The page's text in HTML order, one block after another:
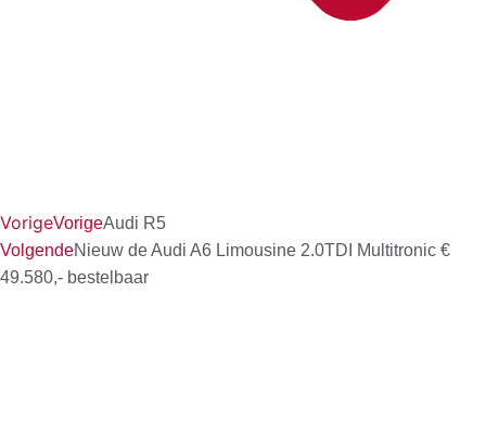
VorigeVorigeAudi R5
VolgendeNieuw de Audi A6 Limousine 2.0TDI Multitronic €
49.580,- bestelbaar